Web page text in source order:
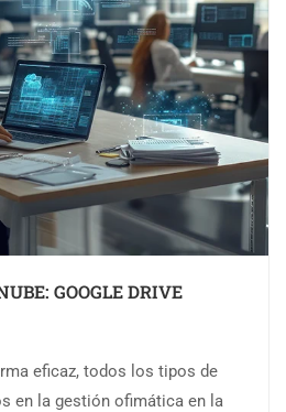
GOOGLE DRIVE
eficaz, todos los tipos de
en la gestión ofimática en la